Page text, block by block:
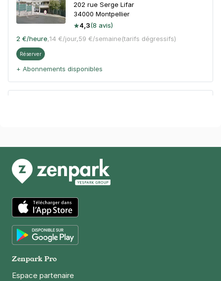
202 rue Serge Lifar
34000 Montpellier
4,3(8 avis)
2 €/heure,14 €/jour,59 €/semaine(tarifs dégressifs)
Réserver
+ Abonnements disponibles
4,3(3 avis)
Réserver
+ Abonnements disponibles
App Store
Zenpark Pro
Espace partenaire